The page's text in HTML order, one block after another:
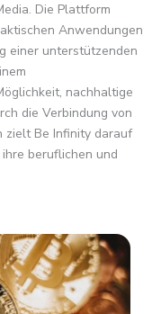
Die Plattform
Anwendungen
einer unterstützenden
nachhaltige
die Verbindung von
zielt Be Infinity darauf
beruflichen und